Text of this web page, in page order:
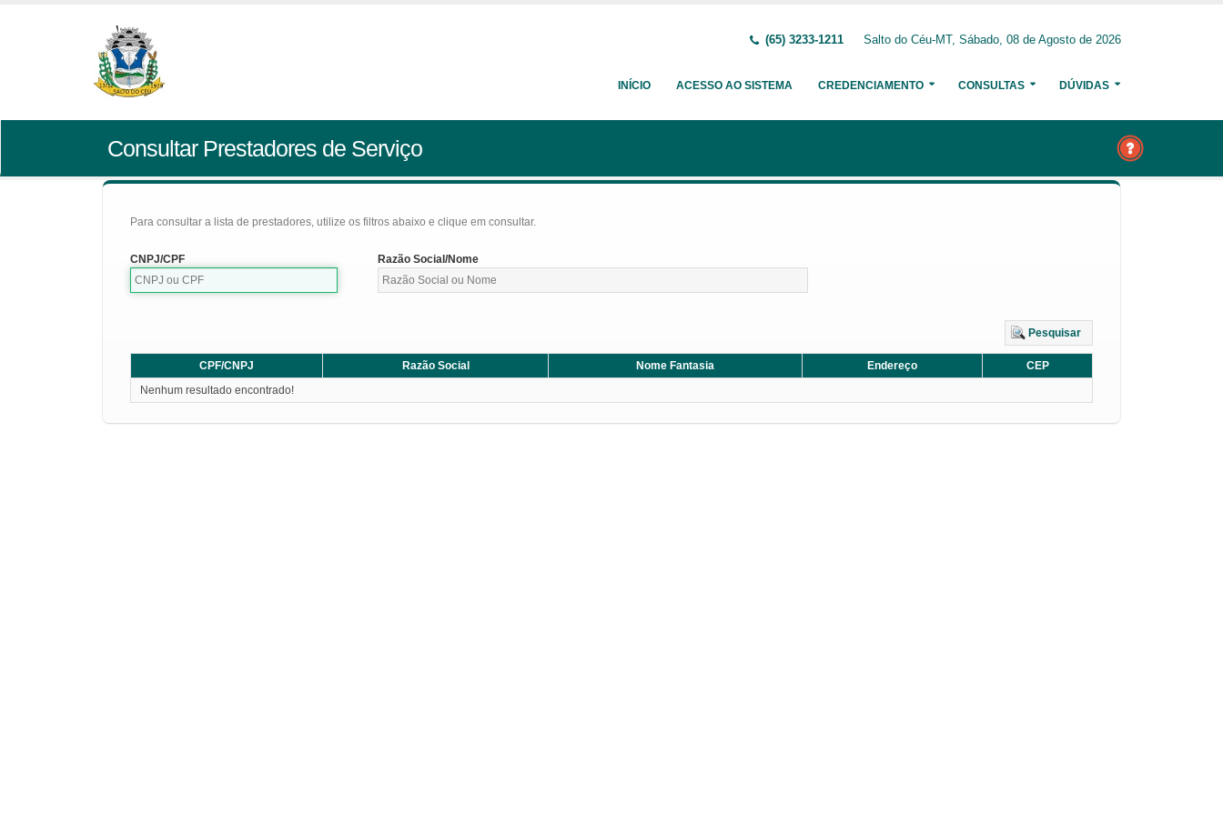
(65) 3233-1211 Salto do Céu-MT, Sábado, 08 de Agosto de 2026
INÍCIO ACESSO AO SISTEMA CREDENCIAMENTO CONSULTAS DÚVIDAS
Consultar Prestadores de Serviço
Para consultar a lista de prestadores, utilize os filtros abaixo e clique em consultar.
CNPJ/CPF Razão Social/Nome
Pesquisar
CPF/CNPJ Razão Social Nome Fantasia Endereço
CEP
Nenhum resultado encontrado!